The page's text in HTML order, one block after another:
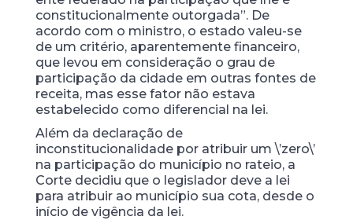
constitucionalmente outorgada”. De
acordo com o ministro, o estado valeu-se
de um critério, aparentemente financeiro,
que levou em consideração o grau de
participação da cidade em outras fontes de
receita, mas esse fator não estava
estabelecido como diferencial na lei.
Além da declaração de
inconstitucionalidade por atribuir um \’zero\’
na participação do município no rateio, a
Corte decidiu que o legislador deve a lei
para atribuir ao município sua cota, desde o
início de vigência da lei.